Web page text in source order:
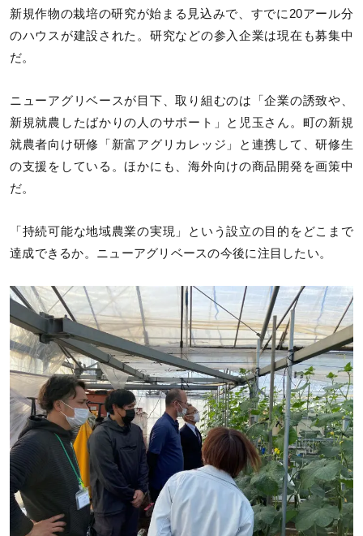
新規作物の栽培の研究が始まる見込みで、すでに20アール分
のハウスが建設された。研究などの参入企業は現在も募集中
だ。
ニューアグリベースが目下、取り組むのは「企業の誘致や、
新規就農したばかりの人のサポート」と児玉さん。町の新規
就農者向け研修「新富アグリカレッジ」と連携して、研修生
の支援をしている。ほかにも、海外向けの商品開発を画策中
だ。
「持続可能な地域農業の実現」という設立の目的をどこまで
達成できるか。ニューアグリベースの今後に注目したい。